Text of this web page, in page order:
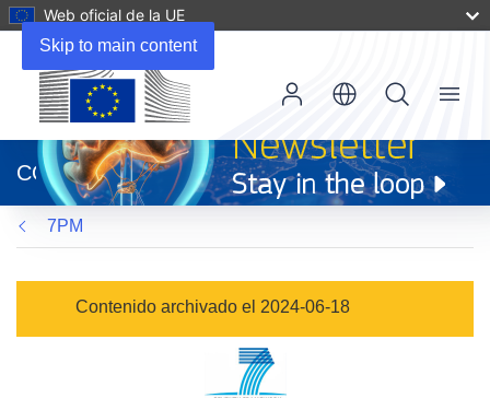
Skip to main content
Web oficial de la UE
abrirá
en
una
nueva
ventana)
CORDIS
Menu
7PM
Contenido archivado el 2024-06-18